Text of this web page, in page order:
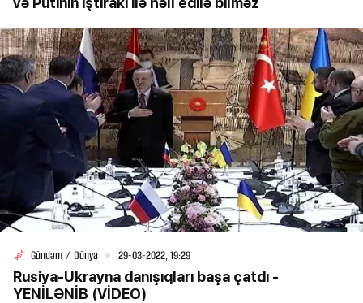
Gündəm / Dünya 29-03-2022, 19:29
Rusiya-Ukrayna danışıqları başa çatdı -
YENİLƏNİB (VİDEO)